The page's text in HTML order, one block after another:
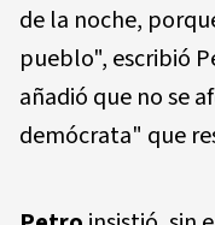
de la noche,
pueblo", escribió
añadió que no se
demócrata" que